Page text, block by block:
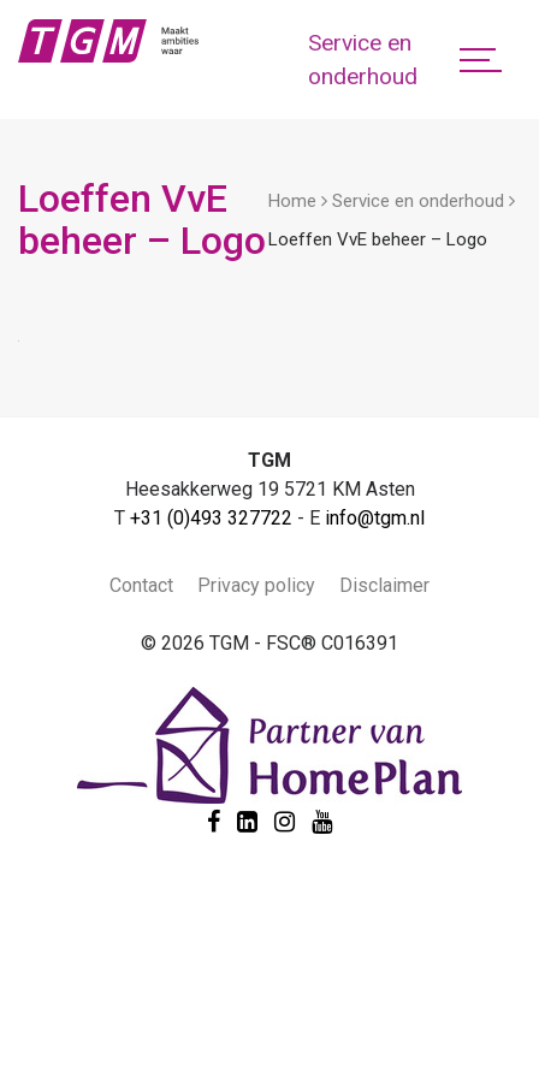
Service en
onderhoud
Loeffen VvE
beheer – Logo
Home
Service en onderhoud
Loeffen VvE beheer – Logo
TGM
Heesakkerweg 19 5721 KM Asten
T +31 (0)493 327722 - E info@tgm.nl
Contact Privacy policy Disclaimer
© 2026 TGM - FSC® C016391